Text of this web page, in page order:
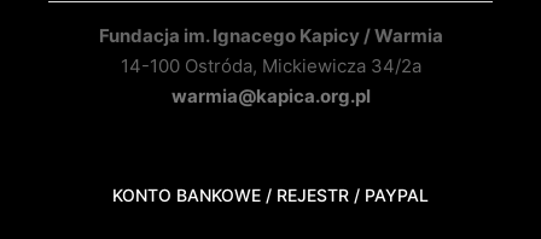
Fundacja im. Ignacego Kapicy / Warmia
14-100 Ostróda, Mickiewicza 34/2a
warmia@kapica.org.pl
KONTO BANKOWE / REJESTR / PAYPAL